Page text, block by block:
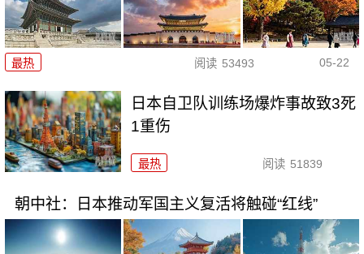
最热 阅读 53493 05-22
日本自卫队训练场爆炸事故致3死
1重伤
最热 阅读 51839
朝中社：日本推动军国主义复活将触碰“红线”